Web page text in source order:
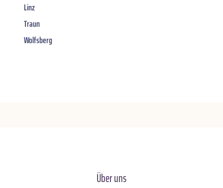
Linz
Traun
Wolfsberg
Über uns